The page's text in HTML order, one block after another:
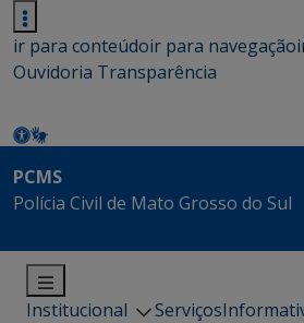
ir para conteúdoir para navegação
Ouvidoria Transparência
PCMS
Polícia Civil de Mato Grosso do Sul
Institucional Serviços